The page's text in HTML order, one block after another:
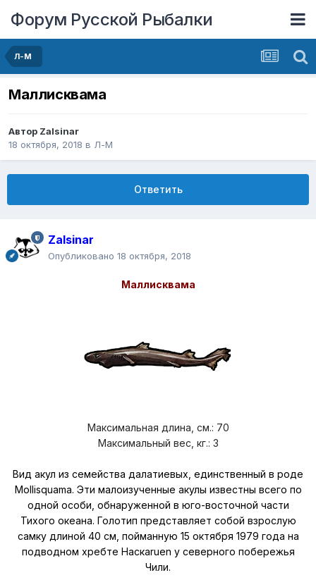
Форум Русской Рыбалки
Л-М
Маллисквама
Автор Zalsinar
18 октября, 2018 в Л-М
Ответить
Zalsinar
Опубликовано 18 октября, 2018
Маллисквама
Максимальная длина, см.: 70
Максимальный вес, кг.: 3
Вид акул из семейства далатиевых, единственный в роде
Mollisquama. Эти малоизученные акулы известны всего по
одной особи, обнаруженной в юго-восточной части
Тихого океана. Голотип представляет собой взрослую
самку длиной 40 см, пойманную 15 октября 1979 года на
подводном хребте Наскаruen у северного побережья
Чили.